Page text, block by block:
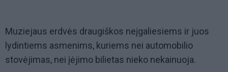
Muziejaus erdvės draugiškos neįgaliesiems ir juos
lydintiems asmenims, kuriems nei automobilio
stovėjimas, nei įėjimo bilietas nieko nekainuoja.